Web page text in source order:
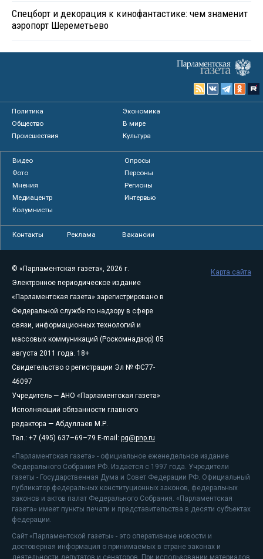
Спецборт и декорация к кинофантастике: чем знаменит
аэропорт Шереметьево
Политика
Экономика
Общество
В мире
Происшествия
Культура
Видео
Опросы
Фото
Персоны
Мнения
Регионы
Медиацентр
Интервью
Колумнисты
Контакты Реклама Вакансии
© «Парламентская газета», 2026 г.
Электронное периодическое издание
«Парламентская газета» зарегистрировано в
Федеральной службе по надзору в сфере
связи, информационных технологий и
массовых коммуникаций (Роскомнадзор) 05
августа 2011 года. 18+
Свидетельство о регистрации Эл № ФС77-
46097
Учредитель — АНО «Парламентская газета»
Исполняющий обязанности главного
редактора — Абдуллаев М.Р.
Тел.: +7 (495) 637–69–79 E-mail: pg@pnp.ru
«Парламентская газета» - официальное еженедельное издание
Федерального Собрания РФ. Издается с 1997 года. Учредители
газеты - Государственная Дума и Совет Федерации РФ. Официальный
публикатор федеральных конституционных законов, федеральных
законов и актов палат Федерального Собрания. «Парламентская
газета» имеет пункты печати и представительства в десяти субъектах
федерации.
Сайт «Парламентской газеты» - это оперативные новости и
достоверная информация о принимаемых в стране законах и
деятельности депутатов и сенаторов. При использовании материалов
Карта сайта